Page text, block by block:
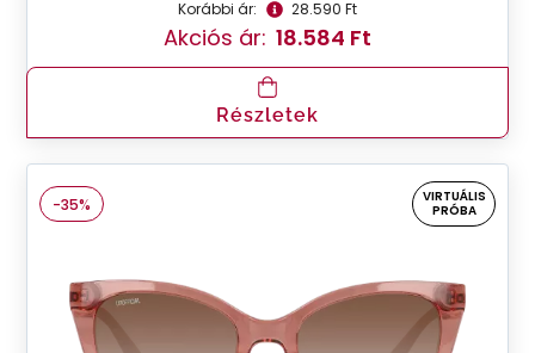
Korábbi ár: 28.590 Ft
Akciós ár: 18.584 Ft
Részletek
-35%
VIRTUÁLIS
PRÓBA